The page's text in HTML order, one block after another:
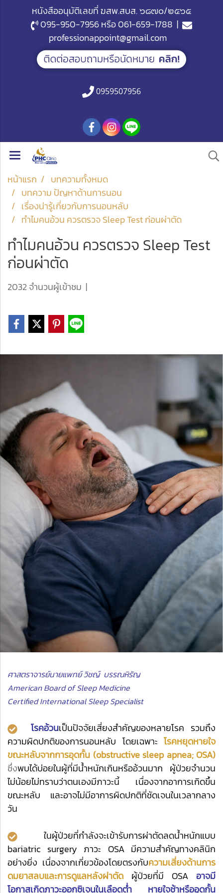
หนังสืออนุมัติเลขที่ ฆสพ.สบส. ๖๘๗๐/๒๕๖๕
095-950-7956หรือ061-659-1788 |
professionappoint@gmail.com
0959507956
หน้าแรก
บทความทั้งหมด
บทความ ปัญหาด้านการนอน
เรื่องน่ารู้เกี่ยวกับการนอนหลับ
ทำไมคนอ้วน ควรตรวจ Sleep Test ก่อนผ่าตัด
ทำไมคนอ้วน ควรตรวจ Sleep Test
ก่อนผ่าตัด
2032 จำนวนผู้เข้าชม |
ศาสตราจารย์นายแพทย์ วิชญ์ บรรณหิรัญ
American Board of Sleep Medicine
Certified International Sleep Specialist
โรคอ้วนเป็นปัจจัยเสี่ยงสำคัญของหลายโรค รวมถึง
ความผิดปกติของการนอนหลับ โดยเฉพาะ โรคหยุดหายใจ
ขณะหลับจากการอุดกั้น (obstructive sleep apnea; OSA)
ซึ่งพบได้บ่อยในผู้ที่มีน้ำหนักเกินหรืออ้วนมาก ผู้ป่วยจำนวน
ไม่น้อยไม่ทราบว่าตนเองมีภาวะนี้ เนื่องจากอาการเกิดขึ้น
ขณะหลับ และอาจไม่มีอาการผิดปกติที่ชัดเจนในเวลากลาง
วัน
ในผู้ป่วยที่กำลังจะเข้ารับการผ่าตัดลดน้ำหนักแบบ
bariatric surgery ภาวะ OSA มีความสำคัญทางคลินิก
อย่างยิ่ง เนื่องจากเกี่ยวข้องโดยตรงกับความเสี่ยงด้านการ
ดมยาสลบและการดูแลหลังผ่าตัด
ผู้ป่วยที่มี OSA
อาจมี
โอกาสเกิดภาวะออกซิเจนในเลือดต่ำ หายใจช้าหรืออุดกั้น